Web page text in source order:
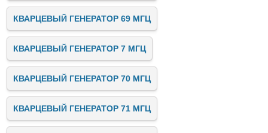
КВАРЦЕВЫЙ ГЕНЕРАТОР 69 МГЦ
КВАРЦЕВЫЙ ГЕНЕРАТОР 7 МГЦ
КВАРЦЕВЫЙ ГЕНЕРАТОР 70 МГЦ
КВАРЦЕВЫЙ ГЕНЕРАТОР 71 МГЦ